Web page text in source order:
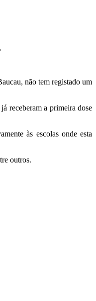
não tem registado um
receberam a primeira dose
às escolas onde esta
outros.